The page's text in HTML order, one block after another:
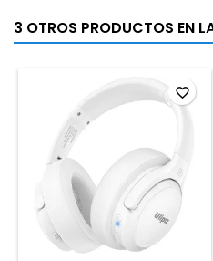
3 OTROS PRODUCTOS EN
favorite_border